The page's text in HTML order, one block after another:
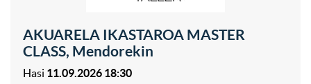
AKUARELA IKASTAROA MASTER
CLASS, Mendorekin
Hasi 11.09.2026 18:30